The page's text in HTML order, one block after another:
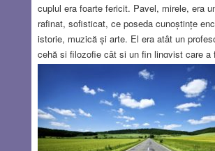
cuplul era foarte fericit. Pavel, mirele, era
rafinat, sofisticat, ce poseda cunoștințe
istorie, muzică și arte. El era atât un
cehă și filozofie cât și un fin lingvist care a
bucuros să cizeleze și să îmbogățească
timpul conversațiilor noastre. Am petrecut
plăcute, cu destul vin ca să ne relaxăm, dar
totuși coerenți. S-a creat o prietenie solidă,
aceste interese comune, și după terminarea
am rămas în contact timp de zece ani,